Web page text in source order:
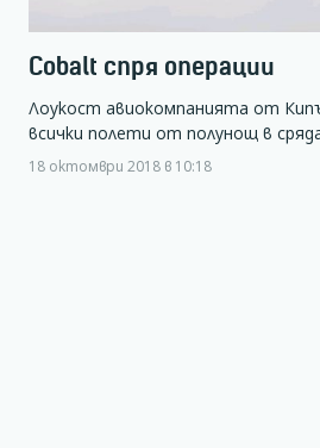
Cobalt спря операции
Лоукост авиокомпанията от
всички полети от полунощ в
18 октомври 2018 в 10:18